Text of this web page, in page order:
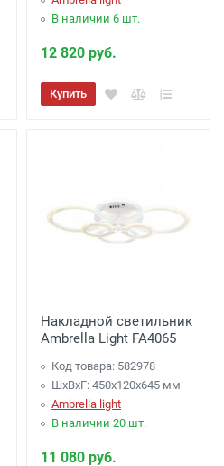
В наличии 6 шт.
12 820 руб.
Купить
Накладной светильник
Ambrella Light FA4065
Код товара: 582978
ШхВхГ: 450x120x645 мм
Ambrella light
В наличии 20 шт.
11 080 руб.